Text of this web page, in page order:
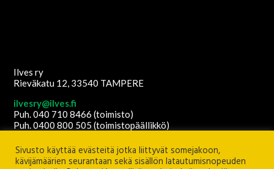
Ilves ry
Rieväkatu 12, 33540 TAMPERE
ilvesry@ilves.fi
Puh. 040 710 8466 (toimisto)
Puh. 0400 800 505 (toimistopäällikkö)
Sisältöanti: Ilves ry
Ulkoasu ja etusivun grafiikat:Juha Kurkikangas
Sivusto käyttää evästeitä jotka liittyvät somejakoon,
kävijämäärien seurantaan sekä sisällön latautumisnopeuden